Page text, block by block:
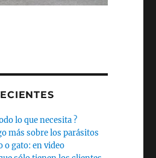
lo que necesita ?
más sobre los parásitos
o gato: en video